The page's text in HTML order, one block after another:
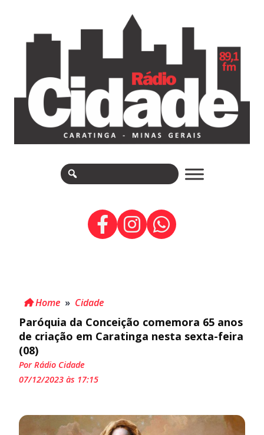
Home » Cidade
Paróquia da Conceição comemora 65 anos
de criação em Caratinga nesta sexta-feira
(08)
Por Rádio Cidade
07/12/2023 às 17:15